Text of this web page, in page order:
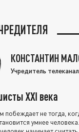
КОНСТАНТИН
Учредитель
XXI века
побеждает не тогда,
умнее